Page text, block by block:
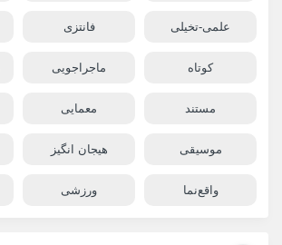
علمی-تخیلی فانتزی
کوتاه ماجراجویی
مستند معمایی
موسیقی هیجان انگیز
واقع‌نما ورزشی